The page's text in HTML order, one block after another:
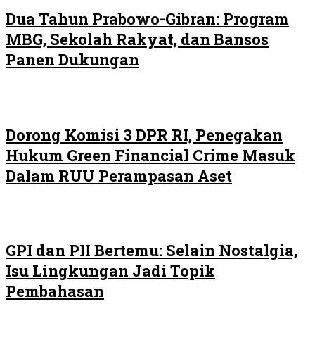
Dua Tahun Prabowo-Gibran: Program
MBG, Sekolah Rakyat, dan Bansos
Panen Dukungan
Dorong Komisi 3 DPR RI, Penegakan
Hukum Green Financial Crime Masuk
Dalam RUU Perampasan Aset
GPI dan PII Bertemu: Selain Nostalgia,
Isu Lingkungan Jadi Topik
Pembahasan